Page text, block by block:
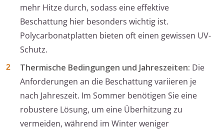
mehr Hitze durch, sodass eine effektive
Beschattung hier besonders wichtig ist.
Polycarbonatplatten bieten oft einen gewissen UV-
Schutz.
Thermische Bedingungen und Jahreszeiten: Die
Anforderungen an die Beschattung variieren je
nach Jahreszeit. Im Sommer benötigen Sie eine
robustere Lösung, um eine Überhitzung zu
vermeiden, während im Winter weniger